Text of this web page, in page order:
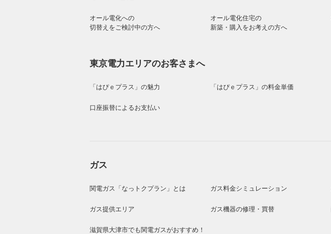
オール電化への
切替えをご検討中の方へ
オール電化住宅の
新築・購入をお考えの方へ
東京電力エリアのお客さまへ
「はぴｅプラス」の魅力 「はぴｅプラス」の料金単価
口座振替によるお支払い
ガス
関電ガス「なっトクプラン」とは ガス料金シミュレーション
ガス提供エリア ガス機器の修理・買替
滋賀県大津市でも関電ガスがおすすめ！